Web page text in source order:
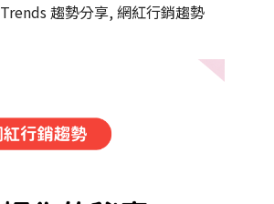
Trends 趨勢分享,網紅行銷趨勢